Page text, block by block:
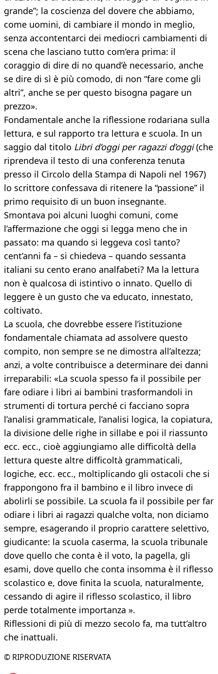
grande”; la coscienza del dovere che abbiamo,
come uomini, di cambiare il mondo in meglio,
senza accontentarci dei mediocri cambiamenti di
scena che lasciano tutto com’era prima: il
coraggio di dire di no quand’è necessario, anche
se dire di sì è più comodo, di non “fare come gli
altri”, anche se per questo bisogna pagare un
prezzo».
Fondamentale anche la riflessione rodariana sulla
lettura, e sul rapporto tra lettura e scuola. In un
saggio dal titolo Libri d’oggi per ragazzi d’oggi(che
riprendeva il testo di una conferenza tenuta
presso il Circolo della Stampa di Napoli nel 1967)
lo scrittore confessava di ritenere la “passione” il
primo requisito di un buon insegnante.
Smontava poi alcuni luoghi comuni, come
l’affermazione che oggi si legga meno che in
passato: ma quando si leggeva così tanto?
cent’anni fa – si chiedeva – quando sessanta
italiani su cento erano analfabeti? Ma la lettura
non è qualcosa di istintivo o innato. Quello di
leggere è un gusto che va educato, innestato,
coltivato.
La scuola, che dovrebbe essere l’istituzione
fondamentale chiamata ad assolvere questo
compito, non sempre se ne dimostra all’altezza;
anzi, a volte contribuisce a determinare dei danni
irreparabili: «La scuola spesso fa il possibile per
fare odiare i libri ai bambini trasformandoli in
strumenti di tortura perché ci facciano sopra
l’analisi grammaticale, l’analisi logica, la copiatura,
la divisione delle righe in sillabe e poi il riassunto
ecc. ecc., cioè aggiungiamo alle difficoltà della
lettura queste altre difficoltà grammaticali,
logiche, ecc. ecc., moltiplicando gli ostacoli che si
frappongono fra il bambino e il libro invece di
abolirli se possibile. La scuola fa il possibile per far
odiare i libri ai ragazzi qualche volta, non diciamo
sempre, esagerando il proprio carattere selettivo,
giudicante: la scuola caserma, la scuola tribunale
dove quello che conta è il voto, la pagella, gli
esami, dove quello che conta insomma è il riflesso
scolastico e, dove finita la scuola, naturalmente,
cessando di agire il riflesso scolastico, il libro
perde totalmente importanza ».
Riflessioni di più di mezzo secolo fa, ma tutt’altro
che inattuali.
© RIPRODUZIONE RISERVATA